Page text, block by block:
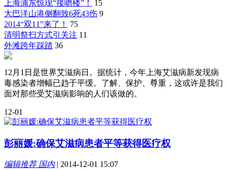
上海浦东惊现“接吻楼”！
15
大巴洋山港侧翻致6死43伤 9
2014“双11”来了！
75
清明祭扫方式引关注 11
外滩跨年踩踏 36
12月1日是世界艾滋病日。据统计，今年上海艾滋病新发现病
毒感染者增幅已趋于平缓。了解、保护、尊重，这或许是我们
面对那些受艾滋病影响的人们该做的。
12-01
彭丽媛:确保艾滋病患者平等获得医疗权
编辑推荐 国内| 2014-12-01 15:07